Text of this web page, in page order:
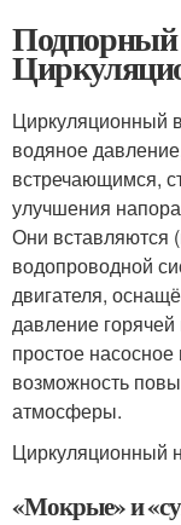
Подпорный
Циркуляционный
водяное
встречающимся,
улучшения
Они вставляются
водопроводной
двигателя,
давление
простое
возможность
атмосферы.
Циркуляционный
«Мокрые» и